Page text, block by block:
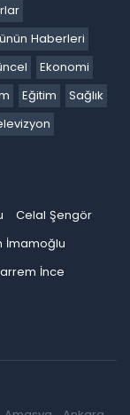
Haberleri
Ekonomi
Eğitim
Sağlık
Celal Şengör
İmamoğlu
İnce